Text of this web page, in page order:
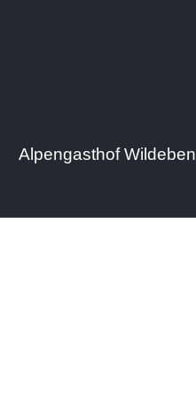
Alpengasthof Wildeben